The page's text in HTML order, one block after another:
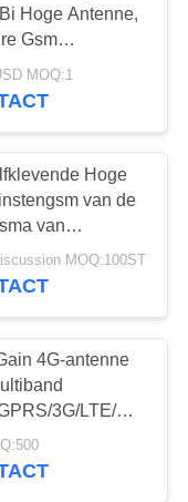
Hoge Antenne,
Gsm
Antenne
MOQ:1
Hoge
van de
van
Mannelijke
met Blad
MOQ:100ST
4G-antenne
3G/LTE/DTU-
en
1,5~2 voor